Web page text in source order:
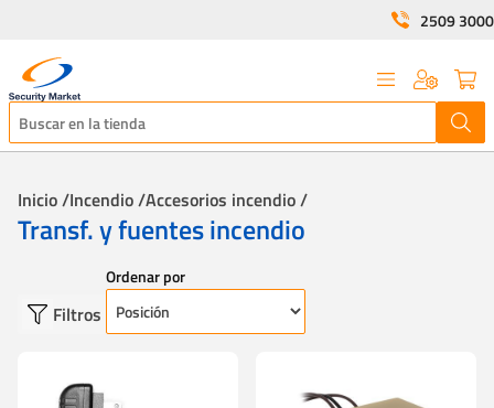
2509 3000
Inicio /Incendio /Accesorios incendio /
Transf. y fuentes incendio
Filtros
Ordenar por